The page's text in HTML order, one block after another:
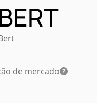
BERT
de mercado